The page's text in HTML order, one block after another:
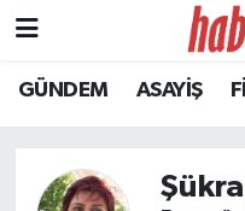
GÜNDEM ASAYİŞ
Tire Nöbetçi